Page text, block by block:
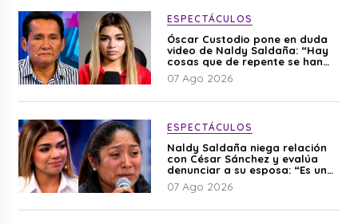
ESPECTÁCULOS
Óscar Custodio pone en duda
video de Naldy Saldaña: “Hay
cosas que de repente se han
editado”
07 Ago 2026
ESPECTÁCULOS
Naldy Saldaña niega relación
con César Sánchez y evalúa
denunciar a su esposa: “Es una
difamación”
07 Ago 2026